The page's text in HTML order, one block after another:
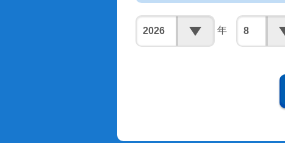
年